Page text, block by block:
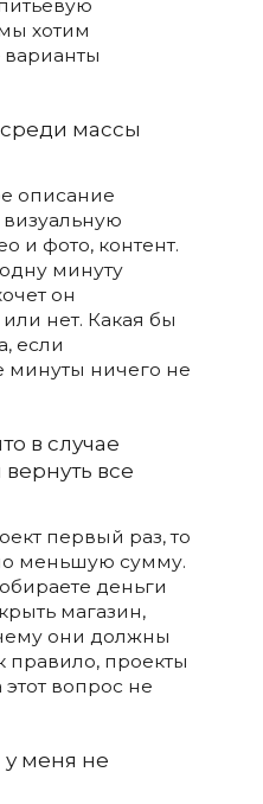
хотим
варианты
массы
описание
визуальную
и фото, контент.
минуту
он
нет. Какая бы
если
минуты ничего не
в случае
все
первый раз, то
меньшую сумму.
деньги
магазин,
они должны
правило, проекты
вопрос не
у меня не